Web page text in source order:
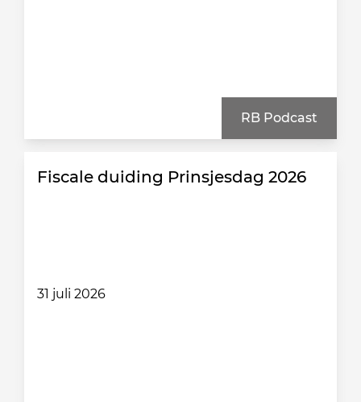
RB Podcast
Fiscale duiding Prinsjesdag 2026
31 juli 2026